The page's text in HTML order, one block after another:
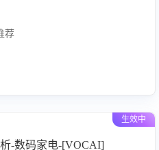
荐
生效中
-数码家电-[VOCAI]